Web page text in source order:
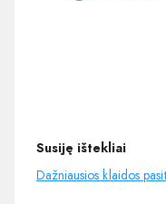
Susiję ištekliai